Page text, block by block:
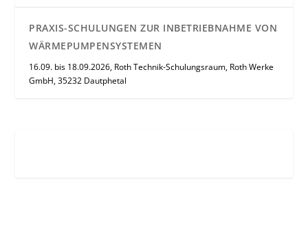
PRAXIS-SCHULUNGEN ZUR INBETRIEBNAHME VON
WÄRMEPUMPENSYSTEMEN
16.09. bis 18.09.2026, Roth Technik-Schulungsraum, Roth Werke
GmbH, 35232 Dautphetal